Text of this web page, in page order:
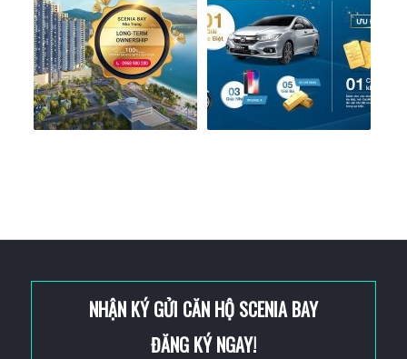
NHẬN KÝ GỬI CĂN HỘ SCENIA BAY
ĐĂNG KÝ NGAY!